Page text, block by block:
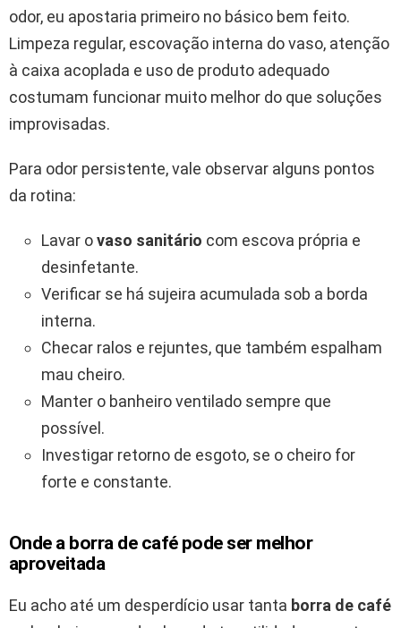
odor, eu apostaria primeiro no básico bem feito.
Limpeza regular, escovação interna do vaso, atenção
à caixa acoplada e uso de produto adequado
costumam funcionar muito melhor do que soluções
improvisadas.
Para odor persistente, vale observar alguns pontos
da rotina:
Lavar ovaso sanitário com escova própria e
desinfetante.
Verificar se há sujeira acumulada sob a borda
interna.
Checar ralos e rejuntes, que também espalham
mau cheiro.
Manter o banheiro ventilado sempre que
possível.
Investigar retorno de esgoto, se o cheiro for
forte e constante.
Onde a borra de café pode ser melhor
aproveitada
Eu acho até um desperdício usar tanta borra de café